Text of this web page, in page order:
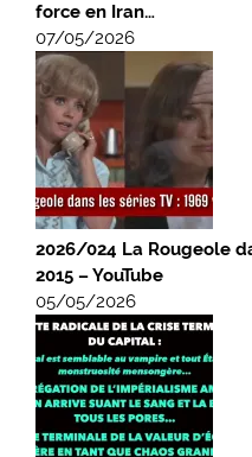
force en Iran…
07/05/2026
2026/024 La Rougeole
2015 – YouTube
05/05/2026